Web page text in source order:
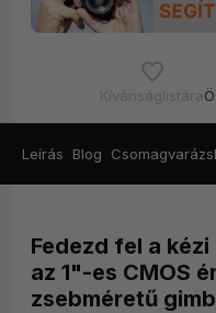
Kívánságlistára
Leírás Blog
Fedezd fel a
az 1"-es CMOS
zsebméretű